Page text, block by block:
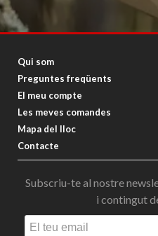
Qui som
Preguntes freqüents
El meu compte
Les meves comandes
Mapa del lloc
Contacte
Subscriu-te al nostre
i contingut